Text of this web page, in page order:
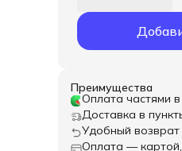
Преимущества
Оплата частями
Доставка в
Удобный возврат
Оплата —